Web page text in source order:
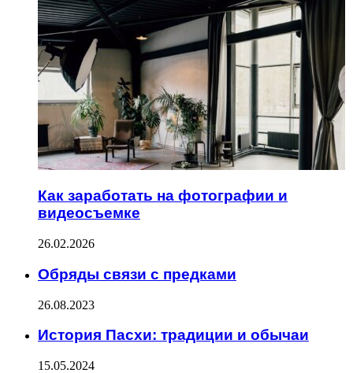
Как заработать на фотографии и
видеосъемке
26.02.2026
Обряды связи с предками
26.08.2023
История Пасхи: традиции и обычаи
15.05.2024